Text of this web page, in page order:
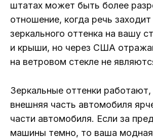
штатах может быть более
отношение, когда речь
зеркального оттенка на вашу
и крыши, но через США
на ветровом стекле не
Зеркальные оттенки работают,
внешняя часть автомобиля
части автомобиля. Если за
машины темно, то ваша модная